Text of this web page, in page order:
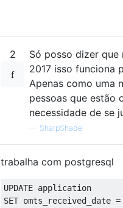
2
Só posso dizer que
2017 isso funciona
Apenas como uma
pessoas que estão
necessidade de se
— SharpShade
trabalha com postgresql
UPDATE
SET omts_received_date =